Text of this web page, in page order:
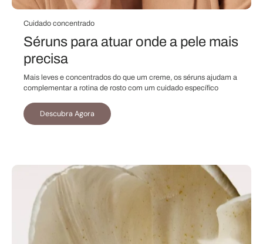
Cuidado concentrado
Séruns para atuar onde a pele mais
precisa
Mais leves e concentrados do que um creme, os séruns ajudam a
complementar a rotina de rosto com um cuidado específico
Descubra Agora